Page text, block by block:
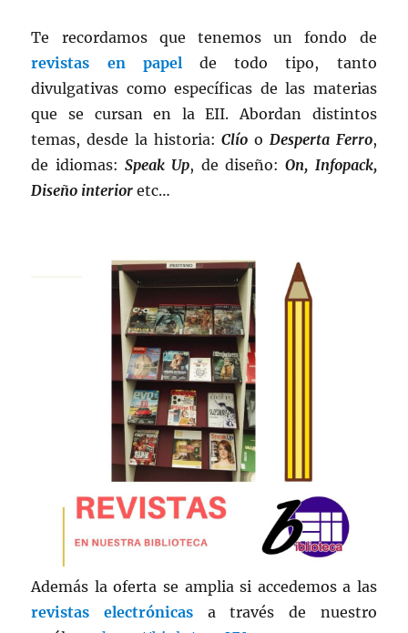
Te recordamos que tenemos un fondo de
revistas en papelde todo tipo, tanto
divulgativas como específicas de las materias
que se cursan en la EII. Abordan distintos
temas, desde la historia:Clío o Desperta Ferro,
de idiomas: Speak Up, de diseño:On, Infopack,
Diseño interioretc…
Además la oferta se amplia si accedemos a las
revistas electrónicas a través de nuestro